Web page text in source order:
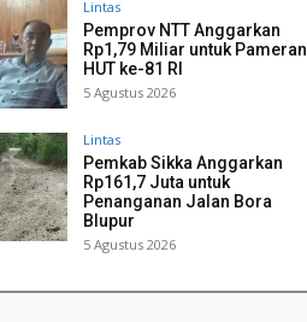
Lintas
Pemprov NTT Anggarkan
Rp1,79 Miliar untuk Pameran
HUT ke-81 RI
5 Agustus 2026
Lintas
Pemkab Sikka Anggarkan
Rp161,7 Juta untuk
Penanganan Jalan Bora
Blupur
5 Agustus 2026